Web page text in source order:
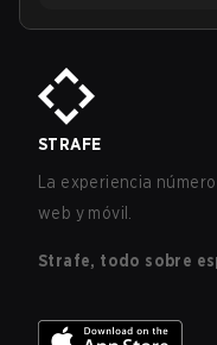
STRAFE
La experiencia
web y móvil.
Strafe, todo sobre